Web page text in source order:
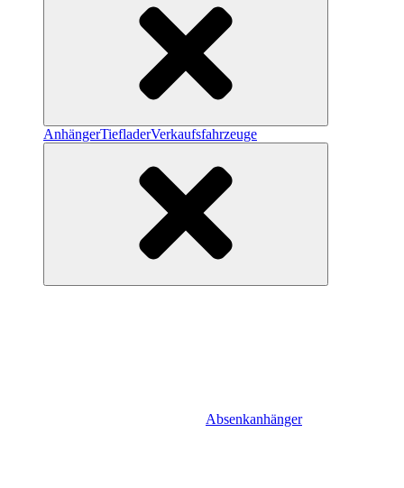
AnhängerTiefladerVerkaufsfahrzeuge
Absenkanhänger